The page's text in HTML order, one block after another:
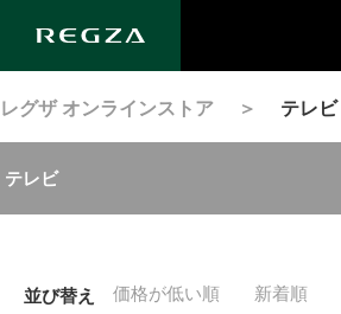
レグザ オンラインストア ＞ テレビ
テレビ
並び替え 価格が低い順 新着順